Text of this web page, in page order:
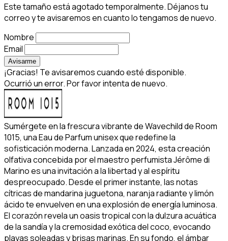
Este tamaño está agotado temporalmente. Déjanos tu
correo y te avisaremos en cuanto lo tengamos de nuevo.
Nombre
Email
Avisarme
¡Gracias! Te avisaremos cuando esté disponible.
Ocurrió un error. Por favor intenta de nuevo.
Sumérgete en la frescura vibrante de Wavechild de Room
1015, una Eau de Parfum unisex que redefine la
sofisticación moderna. Lanzada en 2024, esta creación
olfativa concebida por el maestro perfumista Jérôme di
Marino es una invitación a la libertad y al espíritu
despreocupado. Desde el primer instante, las notas
cítricas de mandarina juguetona, naranja radiante y limón
ácido te envuelven en una explosión de energía luminosa.
El corazón revela un oasis tropical con la dulzura acuática
de la sandía y la cremosidad exótica del coco, evocando
playas soleadas y brisas marinas. En su fondo, el ámbar